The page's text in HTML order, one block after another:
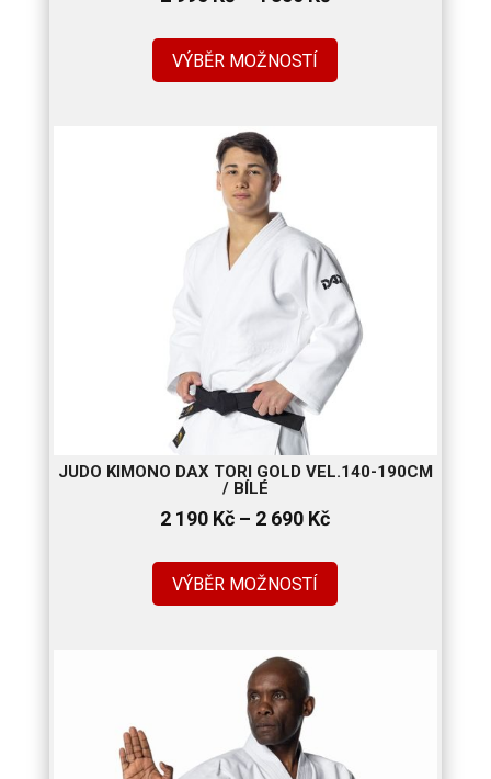
2
995 Kč
VÝBĚR MOŽNOSTÍ
JUDO KIMONO DAX TORI GOLD VEL.140-190CM
/ BÍLÉ
2 190 Kč – 2 690 KčRozpětí
2
190 Kč
VÝBĚR MOŽNOSTÍ